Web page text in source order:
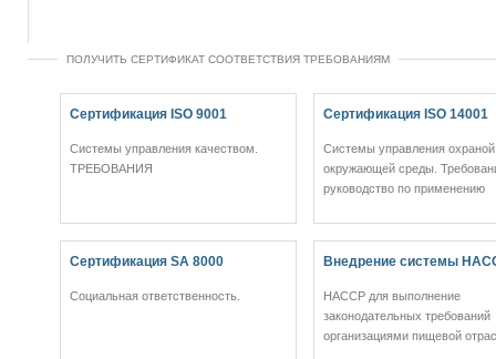
ПОЛУЧИТЬ СЕРТИФИКАТ СООТВЕТСТВИЯ ТРЕБОВАНИЯМ
Сертификация ISO 9001
Системы управления качеством.
ТРЕБОВАНИЯ
Сертификация ISO 14001
Системы управления охраной
окружающей среды.
руководство по применению
Сертификация SA 8000
Социальная ответственность.
Внедрение системы
НАССР для выполнение
законодательных требований
организациями пищевой